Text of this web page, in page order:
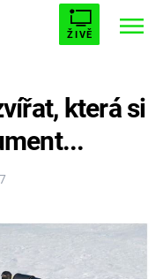
ŽIVĚ
5
která si